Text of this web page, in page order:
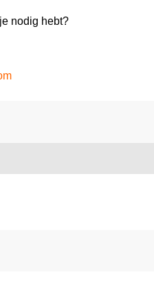
nodig hebt?